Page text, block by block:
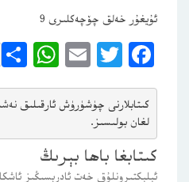
ئۇيغۇر خەلق چۆچەكلىرى 9
Facebook
Twitter
Email
كىتابلارنى چۈشۈرۈش ئارقىلىق
لغان بولىسىز.
كىتابغا باھا بېرىڭ
ئېلېكتىرونلۇق خەت ئادرېسىڭىز